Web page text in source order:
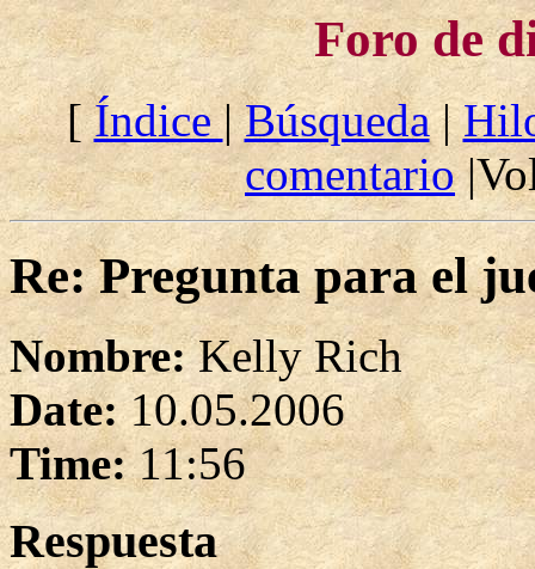
Foro de
[Índice|Búsqueda|
comentario
Re: Pregunta para el
Nombre:Kelly Rich
Date:10.05.2006
Time:11:56
Respuesta